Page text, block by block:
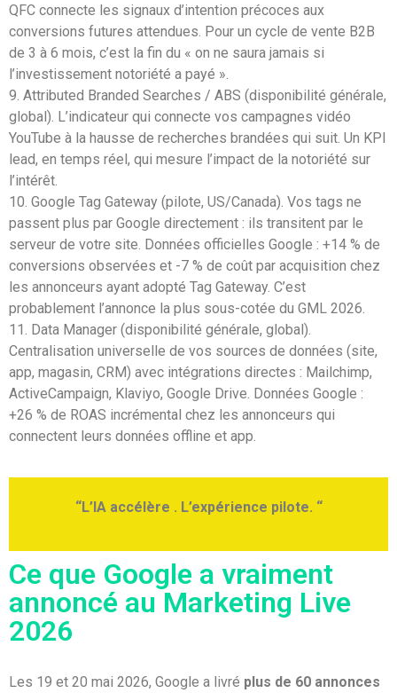
QFC connecte les signaux d’intention précoces aux
conversions futures attendues. Pour un cycle de vente B2B
de 3 à 6 mois, c’est la fin du « on ne saura jamais si
l’investissement notoriété a payé ».
9. Attributed Branded Searches / ABS (disponibilité générale,
global). L’indicateur qui connecte vos campagnes vidéo
YouTube à la hausse de recherches brandées qui suit. Un KPI
lead, en temps réel, qui mesure l’impact de la notoriété sur
l’intérêt.
10. Google Tag Gateway (pilote, US/Canada). Vos tags ne
passent plus par Google directement : ils transitent par le
serveur de votre site. Données officielles Google : +14 % de
conversions observées et -7 % de coût par acquisition chez
les annonceurs ayant adopté Tag Gateway. C’est
probablement l’annonce la plus sous-cotée du GML 2026.
11. Data Manager (disponibilité générale, global).
Centralisation universelle de vos sources de données (site,
app, magasin, CRM) avec intégrations directes : Mailchimp,
ActiveCampaign, Klaviyo, Google Drive. Données Google :
+26 % de ROAS incrémental chez les annonceurs qui
connectent leurs données offline et app.
“L’IA accélère . L’expérience pilote. “
Ce que Google a vraiment
annoncé au Marketing Live
2026
Les 19 et 20 mai 2026, Google a livré plus de 60 annonces